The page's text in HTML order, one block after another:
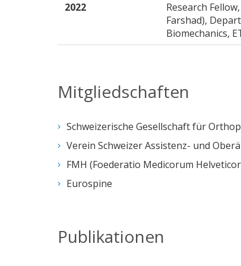
2022
Research
Farshad),
Biomechanics,
Mitgliedschaften
Schweizerische Gesellschaft für
Verein Schweizer Assistenz- und
FMH (Foederatio Medicorum
Eurospine
Publikationen